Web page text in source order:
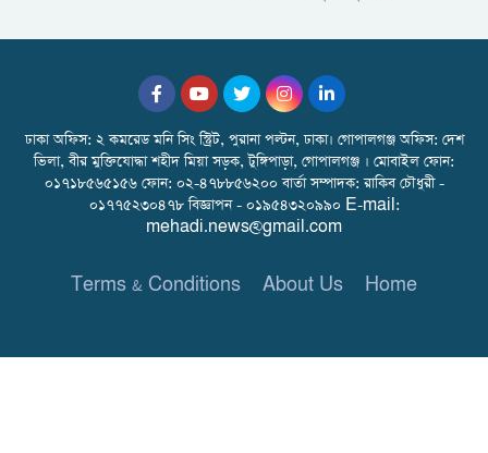
ঢাকা অফিস: ২ কমরেড মনি সিং স্ট্রিট, পুরানা পল্টন, ঢাকা। গোপালগঞ্জ অফিস: দেশ
ভিলা, বীর মুক্তিযোদ্ধা শহীদ মিয়া সড়ক, টুঙ্গিপাড়া, গোপালগঞ্জ । মোবাইল ফোন:
০১৭১৮৫৬৫১৫৬ ফোন: ০২-৪৭৮৮৫৬২০০ বার্তা সম্পাদক: রাকিব চৌধুরী -
০১৭৭৫২৩০৪৭৮ বিজ্ঞাপন - ০১৯৫৪৩২০৯৯০ E-mail:
mehadi.news@gmail.com
Terms & Conditions About Us Home